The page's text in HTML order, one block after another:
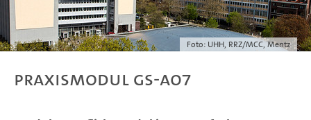
Foto: UHH, RRZ/MCC, Mentz
Praxismodul GS-A07